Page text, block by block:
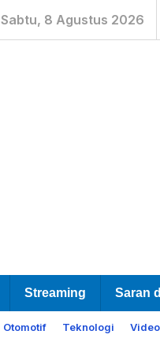
Sabtu, 8 Agustus 2026
Streaming Saran
Otomotif Teknologi Video